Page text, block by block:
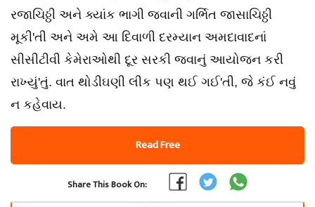
રજાચિઠ્ઠી અને ક્યાંક ભાગી જવાની ગર્ભિત જાસાચિઠ્ઠી
મૂકી'તી અને અમે આ દિવાળી દરમ્યાન અમદાવાદનાં
સીસીટીવી કેમેરાઓથી દૂર સરકી જવાનું આયોજન કરી
રાખ્યું'તું. વાત થોડીઘણી લીક પણ થઈ ગઈ'તી, જે કંઈ નવું
ન કહેવાય.
Read Free
Share This Book On: